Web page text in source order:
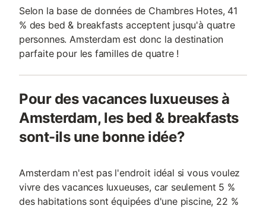
Selon la base de données de Chambres Hotes, 41
% des bed & breakfasts acceptent jusqu'à quatre
personnes. Amsterdam est donc la destination
parfaite pour les familles de quatre !
Pour des vacances luxueuses à
Amsterdam, les bed & breakfasts
sont-ils une bonne idée?
Amsterdam n'est pas l'endroit idéal si vous voulez
vivre des vacances luxueuses, car seulement 5 %
des habitations sont équipées d'une piscine, 22 %